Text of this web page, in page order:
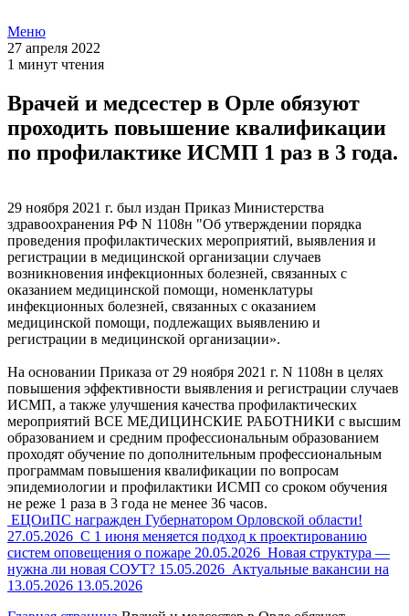
Меню
27 апреля 2022
1 минут чтения
Врачей и медсестер в Орле обязуют
проходить повышение квалификации
по профилактике ИСМП 1 раз в 3 года.
29 ноября 2021 г. был издан Приказ Министерства
здравоохранения РФ N 1108н "Об утверждении порядка
проведения профилактических мероприятий, выявления и
регистрации в медицинской организации случаев
возникновения инфекционных болезней, связанных с
оказанием медицинской помощи, номенклатуры
инфекционных болезней, связанных с оказанием
медицинской помощи, подлежащих выявлению и
регистрации в медицинской организации».
На основании Приказа от 29 ноября 2021 г. N 1108н в целях
повышения эффективности выявления и регистрации случаев
ИСМП, а также улучшения качества профилактических
мероприятий ВСЕ МЕДИЦИНСКИЕ РАБОТНИКИ с высшим
образованием и средним профессиональным образованием
проходят обучение по дополнительным профессиональным
программам повышения квалификации по вопросам
эпидемиологии и профилактики ИСМП со сроком обучения
не реже 1 раза в 3 года не менее 36 часов.
ЕЦОиПС награжден Губернатором Орловской области!
27.05.2026 С 1 июня меняется подход к проектированию
систем оповещения о пожаре 20.05.2026 Новая структура —
нужна ли новая СОУТ? 15.05.2026 Актуальные вакансии на
13.05.2026 13.05.2026